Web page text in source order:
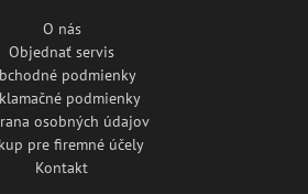
O nás
Objednať servis
podmienky
podmienky
osobných údajov
pre firemné účely
Kontakt